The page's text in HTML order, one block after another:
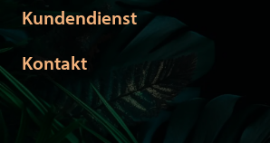
Kundendienst
Kontakt